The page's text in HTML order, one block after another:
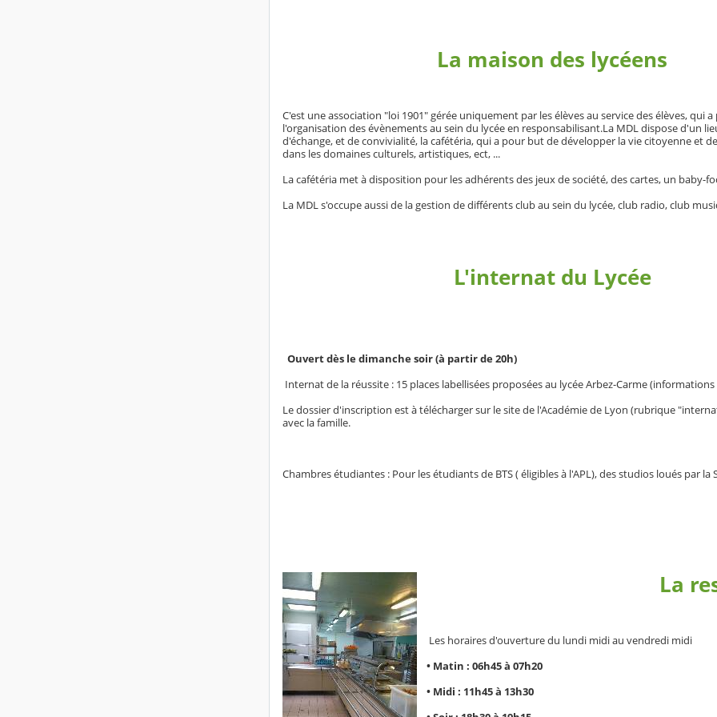
La maison des lycéens
C'est une association "loi 1901" gérée uniquement par les élèves au service des élèves, qui
l'organisation des évènements au sein du lycée en responsabilisant.La MDL dispose d'un
d'échange, et de convivialité, la cafétéria, qui a pour but de développer la vie citoyenne et
dans les domaines culturels, artistiques, ect, ...
La cafétéria met à disposition pour les adhérents des jeux de société, des cartes, un baby-
La MDL s'occupe aussi de la gestion de différents club au sein du lycée, club radio, club
L'internat du Lycée
Ouvert dès le dimanche soir (à partir de 20h)
Internat de la réussite : 15 places labellisées proposées au lycée Arbez-Carme
Le dossier d'inscription est à télécharger sur le site de l'Académie de Lyon (rubrique
avec la famille.
Chambres étudiantes : Pour les étudiants de BTS ( éligibles à l'APL), des studios loués par
La
Les horaires d'ouverture du lundi midi au vendredi midi
• Matin : 06h45 à 07h20
• Midi : 11h45 à 13h30